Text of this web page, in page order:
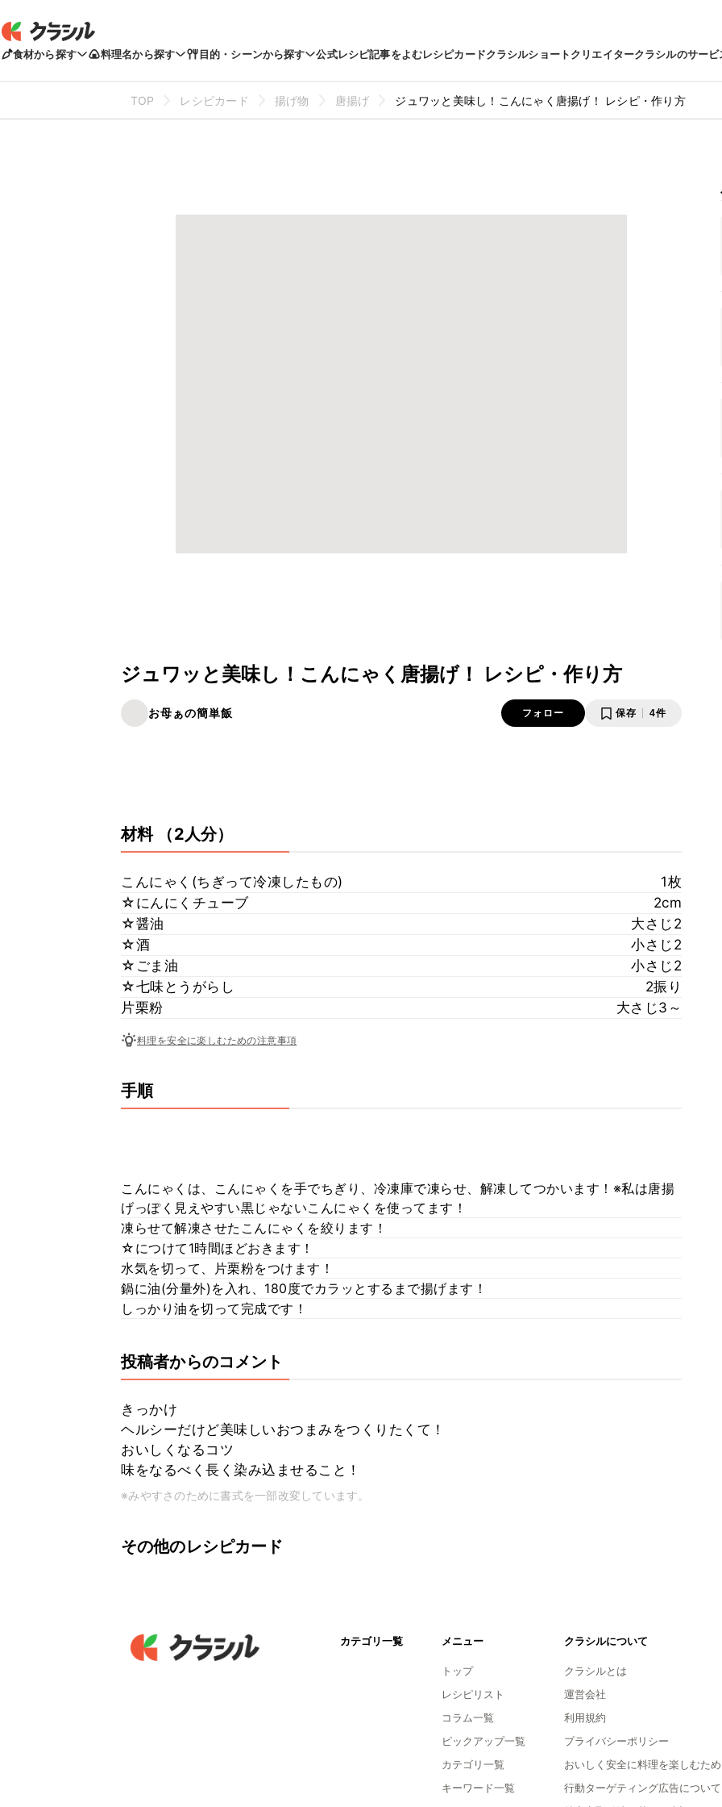
食材から探す 料理名から探す 目的・シーンから探す 公式レシピ記事をよむレシピカードクラシルショートクリエイタークラシルのサービ
TOP レシピカード 揚げ物 唐揚げ ジュワッと美味し！こんにゃく唐揚げ！ レシピ・作り方
ジュワッと美味し！こんにゃく唐揚げ！ レシピ・作り方
お母ぁの簡単飯 フォロー 保存 4件
材料 （2人分）
こんにゃく(ちぎって冷凍したもの)
1枚
☆にんにくチューブ
2cm
☆醤油
大さじ2
☆酒
小さじ2
☆ごま油
小さじ2
☆七味とうがらし
2振り
片栗粉
大さじ3～
料理を安全に楽しむための注意事項
手順
こんにゃくは、こんにゃくを手でちぎり、冷凍庫で凍らせ、解凍してつかいます！※私は唐揚
げっぽく見えやすい黒じゃないこんにゃくを使ってます！
凍らせて解凍させたこんにゃくを絞ります！
☆につけて1時間ほどおきます！
水気を切って、片栗粉をつけます！
鍋に油(分量外)を入れ、180度でカラッとするまで揚げます！
しっかり油を切って完成です！
投稿者からのコメント
きっかけ
ヘルシーだけど美味しいおつまみをつくりたくて！
おいしくなるコツ
味をなるべく長く染み込ませること！
※みやすさのために書式を一部改変しています。
その他のレシピカード
カテゴリ一覧 メニュー
トップ
レシピリスト
コラム一覧
ピックアップ一覧
カテゴリ一覧
キーワード一覧
クラシルについて
クラシルとは
運営会社
利用規約
プライバシーポリシー
おいしく安全に料理を楽しむため
行動ターゲティング広告について